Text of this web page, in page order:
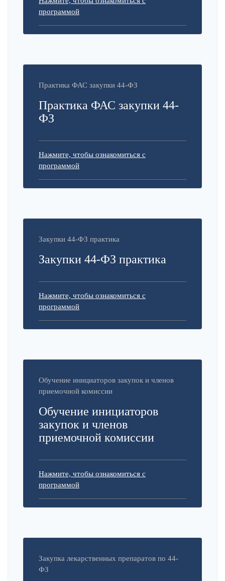
программой
Практика ФАС закупки 44-ФЗ
Практика ФАС закупки 44-
ФЗ
Нажмите, чтобы ознакомиться с
программой
Закупки 44-ФЗ практика
Закупки 44-ФЗ практика
Нажмите, чтобы ознакомиться с
программой
Обучение инициаторов закупок и членов
приемочной комиссии
Обучение инициаторов
закупок и членов
приемочной комиссии
Нажмите, чтобы ознакомиться с
программой
Закупка лекарственных препаратов по 44-
ФЗ